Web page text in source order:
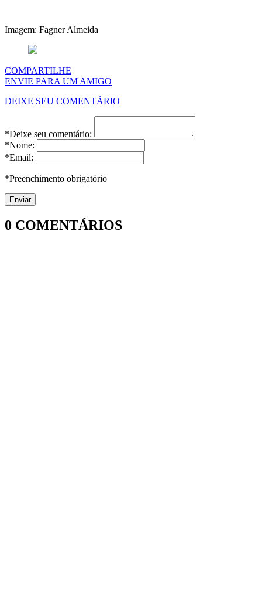
Imagem: Fagner Almeida
COMPARTILHE
ENVIE PARA UM AMIGO
DEIXE SEU COMENTÁRIO
*Deixe seu comentário:
*Nome:
*Email:
*Preenchimento obrigatório
0 COMENTÁRIOS